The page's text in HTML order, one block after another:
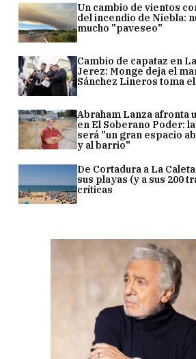
Un cambio de vientos
del incendio de Niebla:
mucho "paveseo"
Cambio de capataz en
Jerez: Monge deja el
Sánchez Lineros toma
Abraham Lanza afronta
en El Soberano Poder:
será "un gran espacio
y al barrio"
De Cortadura a La
sus playas (y a sus 200
críticas